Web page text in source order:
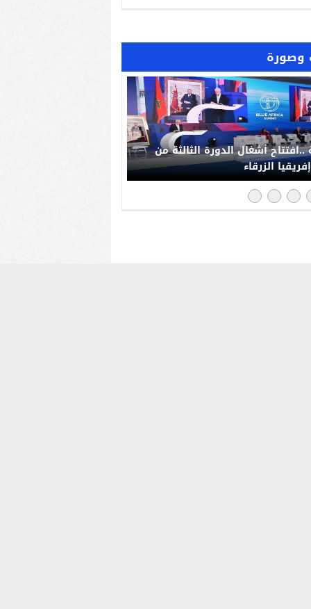
تجتاح مواقع
بالمغرب: رد حضاري على حملات
الإعلامي